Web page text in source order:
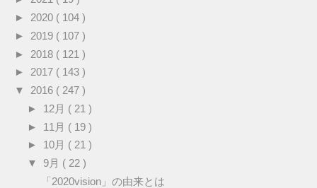
► 2020 ( 104 )
► 2019 ( 107 )
► 2018 ( 121 )
► 2017 ( 143 )
▼ 2016 ( 247 )
► 12月 ( 21 )
► 11月 ( 19 )
► 10月 ( 21 )
▼ 9月 ( 22 )
「2020vision」の由来とは